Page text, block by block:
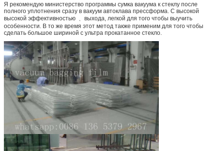
Я рекомендую министерство программы сумка вакуума к стеклу после
полного уплотнения сразу в вакуум автоклава прессформа. С высокой
высокой эффективностью ﹑ выхода, легкой для того чтобы выучить
особенности. В то же время этот метод также применим для того чтобы
сделать большое шириной с ультра прокатанное стекло.